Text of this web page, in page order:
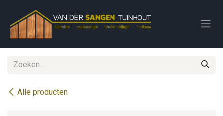
Alle producten